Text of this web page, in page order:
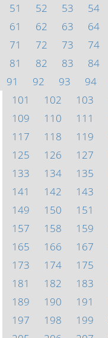
51
52 53 54
61
62 63 64
71
72 73 74
81
82 83 84
91
92 93 94
101
102 103
109
110 111
117
118 119
125
126 127
133
134 135
141
142 143
149
150 151
157
158 159
165
166 167
173
174 175
181
182 183
189
190 191
197
198 199